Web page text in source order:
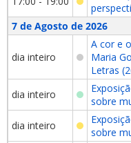
7 de Agosto de 2026
dia inteiro
A cor e
Maria
Letras
dia inteiro
sobre
dia inteiro
sobre